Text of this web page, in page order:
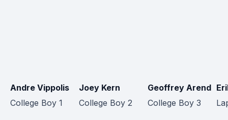
Andre Vippolis
College Boy 1
Joey Kern
College Boy 2
Geoffrey Arend
College Boy 3